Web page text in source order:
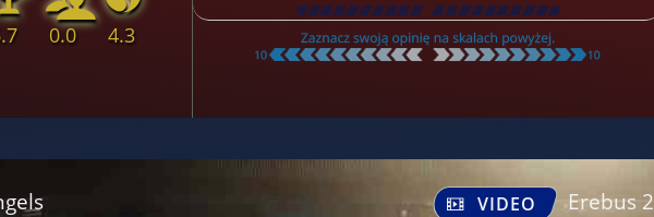
0.0 4.3
[\\\\\\\\\ \\\\\\\\\]
VIDEO Erebus 2